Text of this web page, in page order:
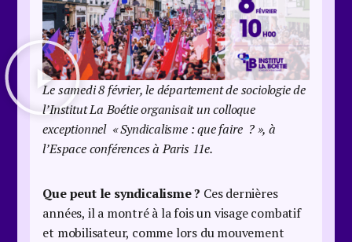
Le samedi 8 février, le département de sociologie de
l’Institut La Boétie organisait un colloque
exceptionnel « Syndicalisme : que faire ? », à
l’Espace conférences à Paris 11e.
Que peut le syndicalisme ? Ces dernières
années, il a montré à la fois un visage combatif
et mobilisateur, comme lors du mouvement